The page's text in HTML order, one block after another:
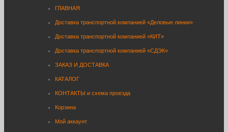
ГЛАВНАЯ
Доставка транспортной компанией «Деловые линии»
Доставка транспортной компанией «КИТ»
Доставка транспортной компанией «СДЭК»
ЗАКАЗ И ДОСТАВКА
КАТАЛОГ
КОНТАКТЫ и схема проезда
Корзина
Мой аккаунт